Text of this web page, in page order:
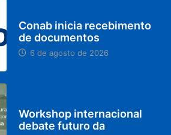
Conab inicia recebimento
de documentos
6 de agosto de 2026
Workshop internacional
debate futuro da